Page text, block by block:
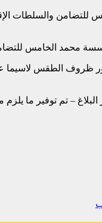
والسلطات
محمد الخامس
الطقس لاسيما عند
– تم توفير ما